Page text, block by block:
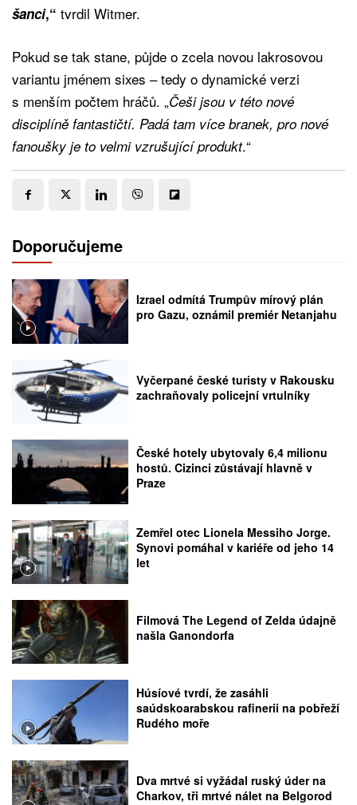
šanci,“ tvrdil Witmer.
Pokud se tak stane, půjde o zcela novou lakrosovou
variantu jménem sixes – tedy o dynamické verzi
s menším počtem hráčů. „Češi jsou v této nové
disciplíně fantastičtí. Padá tam více branek, pro nové
fanoušky je to velmi vzrušující produkt.“
Doporučujeme
Izrael odmítá Trumpův mírový plán
pro Gazu, oznámil premiér Netanjahu
Vyčerpané české turisty v Rakousku
zachraňovaly policejní vrtulníky
České hotely ubytovaly 6,4 milionu
hostů. Cizinci zůstávají hlavně v
Praze
Zemřel otec Lionela Messiho Jorge.
Synovi pomáhal v kariéře od jeho 14
let
Filmová The Legend of Zelda údajně
našla Ganondorfa
Húsíové tvrdí, že zasáhli
saúdskoarabskou rafinerii na pobřeží
Rudého moře
Dva mrtvé si vyžádal ruský úder na
Charkov, tři mrtvé nálet na Belgorod